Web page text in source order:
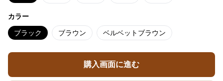
カラー
ブラック ブラウン ベルベットブラウン
購入画面に進む